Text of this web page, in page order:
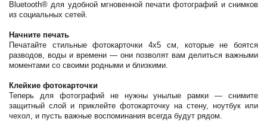
Bluetooth® для удобной мгновенной печати фотографий и снимков
из социальных сетей.
Начните печать
Печатайте стильные фотокарточки 4x5 см, которые не боятся
разводов, воды и времени — они позволят вам делиться важными
моментами со своими родными и близкими.
Клейкие фотокарточки
Теперь для фотографий не нужны унылые рамки — снимите
защитный слой и приклейте фотокарточку на стену, ноутбук или
чехол, и пусть важные воспоминания всегда будут рядом.